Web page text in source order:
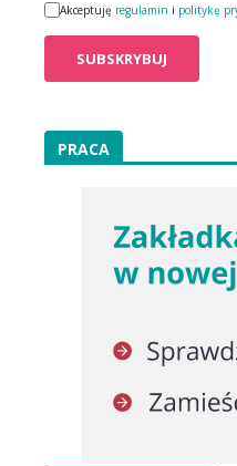
Akceptuję regulamin i politykę
PRACA